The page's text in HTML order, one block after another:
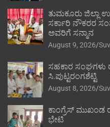
ತುಮಕೂರು ಜಿಲ್ಲಾ
ಸರ್ಕಾರಿ ನೌಕರರ
ಅವರಿಗೆ ಸನ್ಮಾನ
August 9, 2026
ಸಹಕಾರ ಸಂಘಗಳು
ಸಿ.ಪುಟ್ಟರಂಗಶೆಟ್ಟಿ
August 8, 2026
ಕಾಂಗ್ರೆಸ್ ಮುಖಂಡ
ಭೇಟಿ